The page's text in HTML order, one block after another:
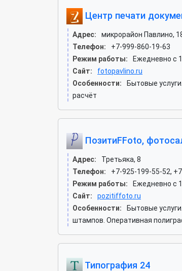
Центр печати
Адрес:
микрорайон Павлино,
Телефон:
+7-999-860-19-63
Режим работы:
Ежедневно с
Сайт:
fotopavlino.ru
Особенности:
Бытовые
расчёт
ПозитиFFoto,
Адрес:
Третьяка, 8
Телефон:
+7-925-199-55-52,
Режим работы:
Ежедневно с
Сайт:
pozitiffoto.ru
Особенности:
Бытовые
штампов. Оперативная
Типография 24